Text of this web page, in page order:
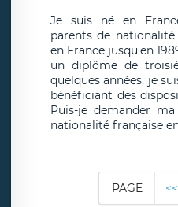
Je suis né en
parents de
en France jusqu'en
un diplôme de
quelques années, je
bénéficiant des
Puis-je demander
nationalité française
PAGE <<